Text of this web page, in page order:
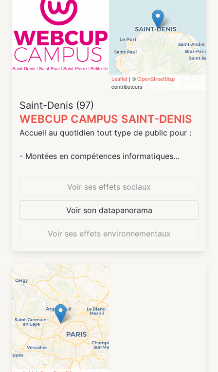
Leaflet| ©OpenStreetMap
contributeurs
Saint-Denis (97)
WEBCUP CAMPUS SAINT-DENIS
Accueil au quotidien tout type de public pour :
- Montées en compétences informatiques
Pour les enfants et les jeunes, dès l'âge de 8 ans
- Stages vacances numériques : Coding,
logiciels multimédias photos/vidéo, Musique
Assistée par Ordinateur, cyber sécurité, création
de jeux vidéos (Scratch / Unity)...
Voir ses effets sociaux
Voir son datapanorama
Voir ses effets environnementaux